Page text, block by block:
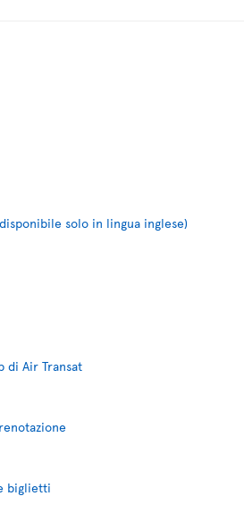
solo in lingua inglese)
di Air Transat
biglietti